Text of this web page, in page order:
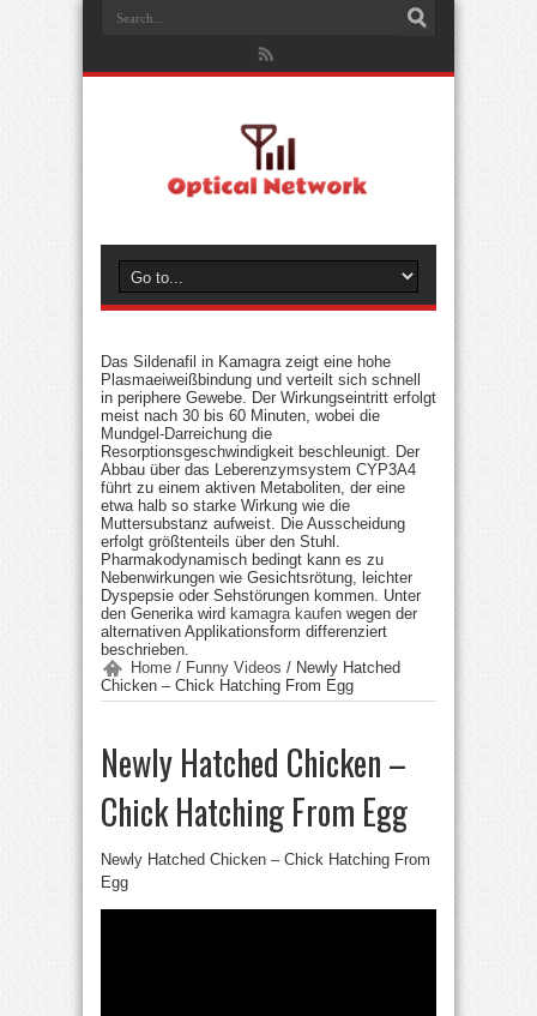
Das Sildenafil in Kamagra zeigt eine hohe
Plasmaeiweißbindung und verteilt sich schnell
in periphere Gewebe. Der Wirkungseintritt erfolgt
meist nach 30 bis 60 Minuten, wobei die
Mundgel-Darreichung die
Resorptionsgeschwindigkeit beschleunigt. Der
Abbau über das Leberenzymsystem CYP3A4
führt zu einem aktiven Metaboliten, der eine
etwa halb so starke Wirkung wie die
Muttersubstanz aufweist. Die Ausscheidung
erfolgt größtenteils über den Stuhl.
Pharmakodynamisch bedingt kann es zu
Nebenwirkungen wie Gesichtsrötung, leichter
Dyspepsie oder Sehstörungen kommen. Unter
den Generika wird kamagra kaufen wegen der
alternativen Applikationsform differenziert
beschrieben.
Home / Funny Videos / Newly Hatched
Chicken – Chick Hatching From Egg
Newly Hatched Chicken –
Chick Hatching From Egg
Newly Hatched Chicken – Chick Hatching From
Egg